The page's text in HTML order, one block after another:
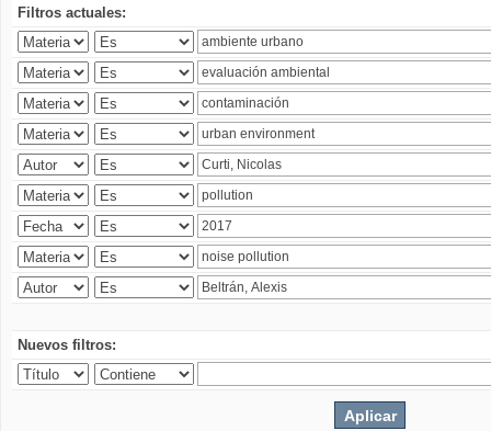
Filtros actuales:
Nuevos filtros: